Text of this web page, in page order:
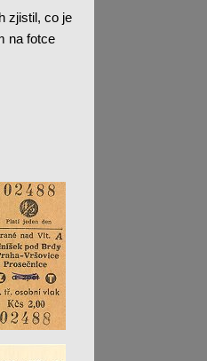
zjistil, co je
na fotce